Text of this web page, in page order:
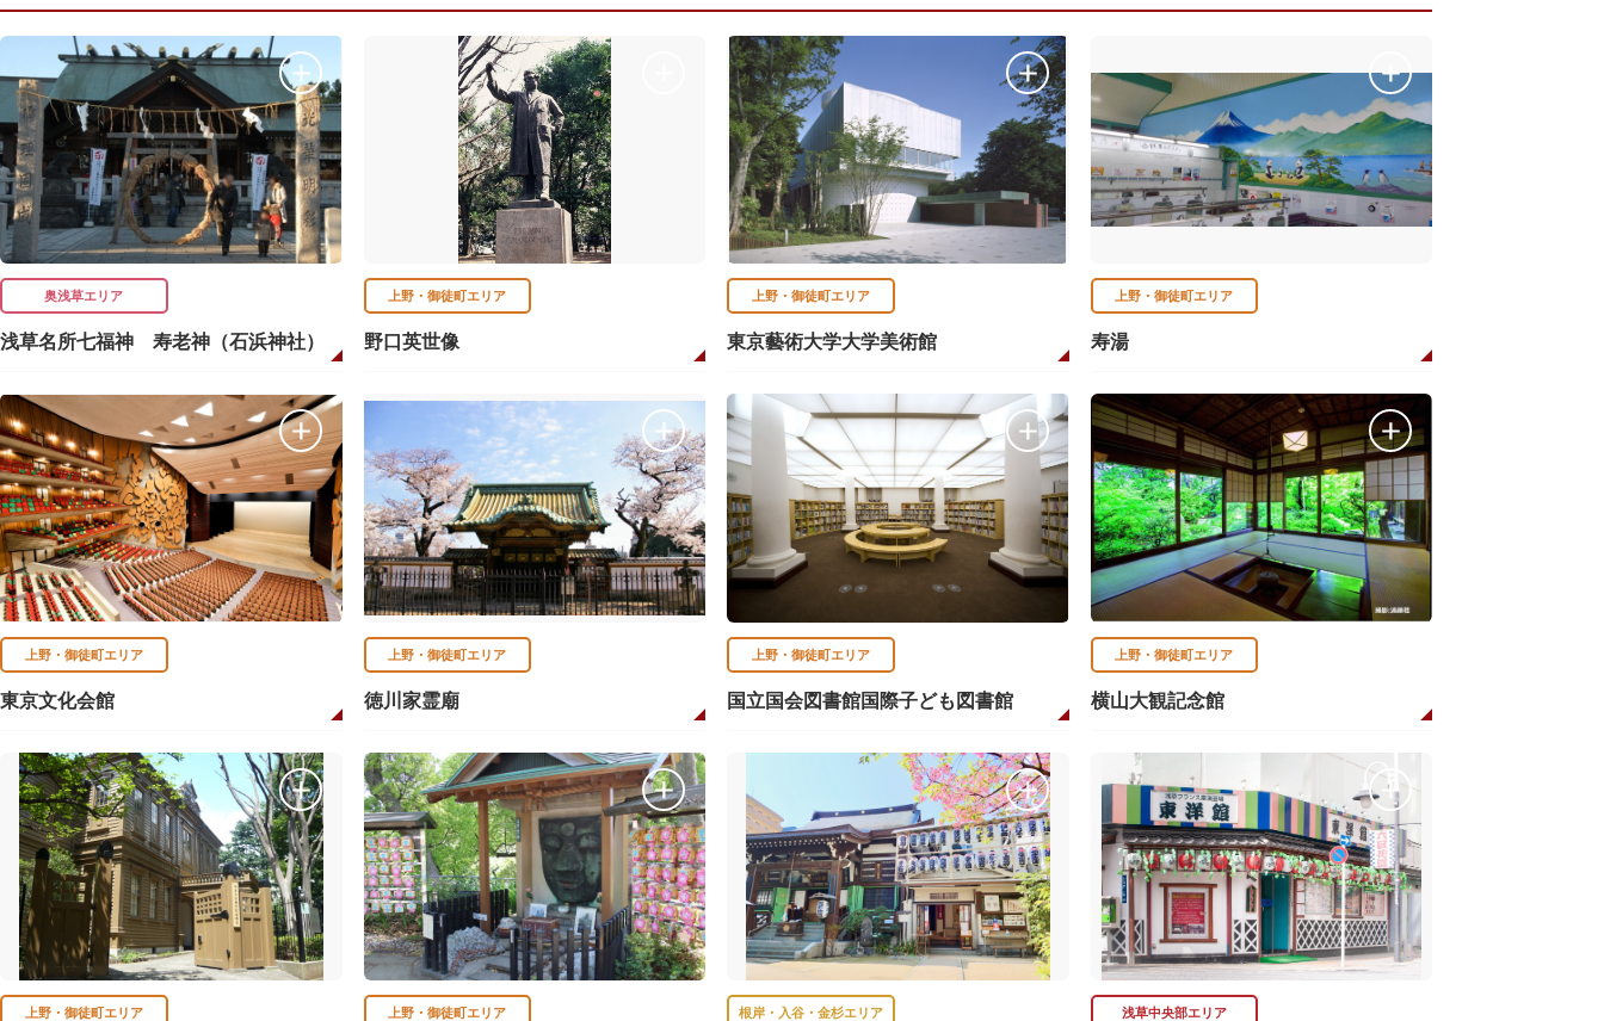
奥浅草エリア
浅草名所七福神 寿老神（石浜神社）
上野・御徒町エリア
野口英世像
上野・御徒町エリア
東京藝術大学大学美術館
上野・御徒町エリア
寿湯
上野・御徒町エリア
東京文化会館
上野・御徒町エリア
徳川家霊廟
上野・御徒町エリア
国立国会図書館国際子ども図書館
上野・御徒町エリア
横山大観記念館
上野・御徒町エリア 上野・御徒町エリア 根岸・入谷・金杉エリア 浅草中央部エリア